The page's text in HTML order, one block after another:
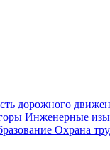
дорожного
Инженерные
Охрана